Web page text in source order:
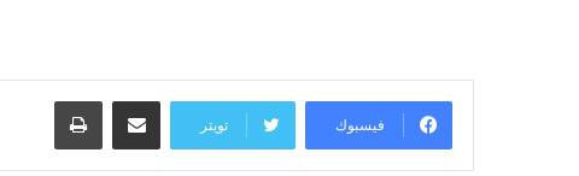
فيسبوك تويتر
مشاركة عبر البريد طباعة